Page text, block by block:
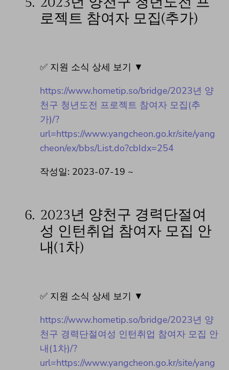
로젝트 참여자 모집(추가)
✅ 지원 소식 상세 보기 ▼
https://www.hometip.so/bridge/2023년 양
천구 청년도전 프로젝트 참여자 모집(추
가)/?
url=https://www.yangcheon.go.kr/site/yang
cheon/ex/bbs/List.do?cbIdx=254
작성일: 2023-07-19 ~
6. 2023년 양천구 경력단절여
성 인턴취업 참여자 모집 안
내(1차)
✅ 지원 소식 상세 보기 ▼
https://www.hometip.so/bridge/2023년 양
천구 경력단절여성 인턴취업 참여자 모집 안
내(1차)/?
url=https://www.yangcheon.go.kr/site/yang